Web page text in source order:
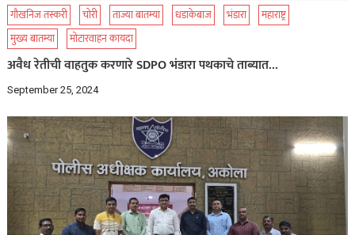
गौखनिज तस्करी चोरी ताज्या बातम्या धडाकेबाज भंडारा
महाराष्ट्र
मुख्य बातम्या
मोटारवाहन कायदा
अवैध रेतीची वाहतुक करणारे SDPO भंडारा पथकाचे ताब्यात…
September 25, 2024